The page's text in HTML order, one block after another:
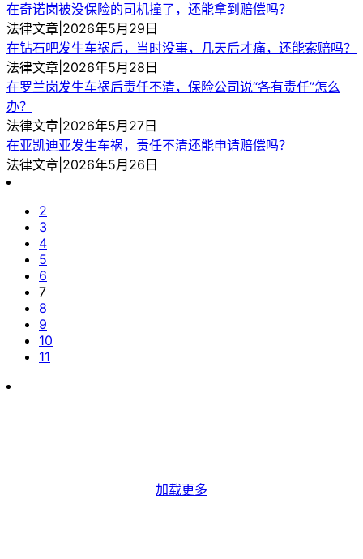
在奇诺岗被没保险的司机撞了，还能拿到赔偿吗？
法律文章|2026年5月29日
在钻石吧发生车祸后，当时没事，几天后才痛，还能索赔吗？
法律文章|2026年5月28日
在罗兰岗发生车祸后责任不清，保险公司说“各有责任”怎么
办？
法律文章|2026年5月27日
在亚凯迪亚发生车祸，责任不清还能申请赔偿吗？
法律文章|2026年5月26日
2
3
4
5
6
7
8
9
10
11
加载更多